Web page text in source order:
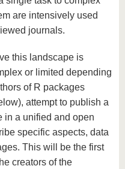
are intensively used
journals.
this landscape is
or limited depending
of R packages
attempt to publish a
in a unified and open
specific aspects, data
This will be the first
creators of the